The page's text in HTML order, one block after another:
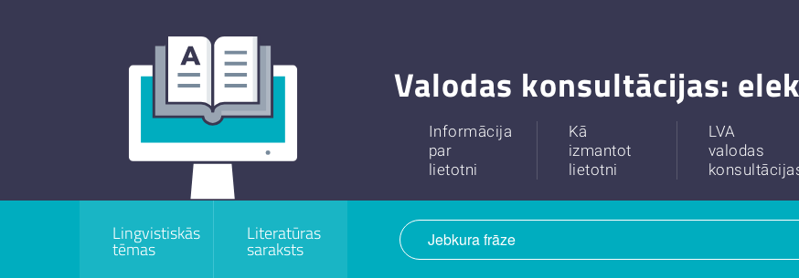
Valodas konsultācijas:
Informācija
par
lietotni
Kā
izmantot
lietotni
LVA
valodas
Lingvistiskās
tēmas
Literatūras
saraksts